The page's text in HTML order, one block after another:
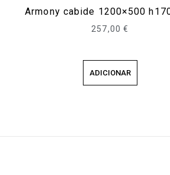
Armony cabide 1200×500
257,00 €
ADICIONAR